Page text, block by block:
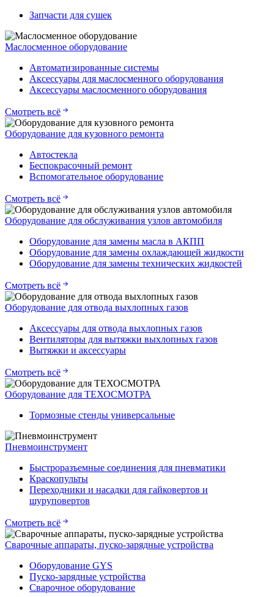
Запчасти для сушек
Маслосменное оборудование
Автоматизированные системы
Аксессуары для маслосменного оборудования
Аксессуары маслосменного оборудования
Смотреть всё
Оборудование для кузовного ремонта
Автостекла
Беспокрасочный ремонт
Вспомогательное оборудование
Смотреть всё
Оборудование для обслуживания узлов автомобиля
Оборудование для замены масла в АКПП
Оборудование для замены охлаждающей жидкости
Оборудование для замены технических жидкостей
Смотреть всё
Оборудование для отвода выхлопных газов
Аксессуары для отвода выхлопных газов
Вентиляторы для вытяжки выхлопных газов
Вытяжки и аксессуары
Смотреть всё
Оборудование для ТЕХОСМОТРА
Тормозные стенды универсальные
Пневмоинструмент
Быстроразъемные соединения для пневматики
Краскопульты
Переходники и насадки для гайковертов и
шуруповертов
Смотреть всё
Сварочные аппараты, пуско-зарядные устройства
Оборудование GYS
Пуско-зарядные устройства
Сварочное оборудование